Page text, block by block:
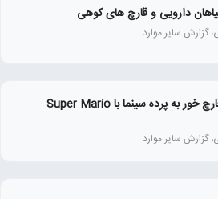
دارويی و قارچ‌ های كوهی
گزارش سایر موارد
بازگشت قارچ خور به پرده سینما با Super Mario
گزارش سایر موارد